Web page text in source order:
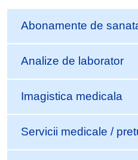
Abonamente de
Analize de laborator
Imagistica medicala
Servicii medicale /